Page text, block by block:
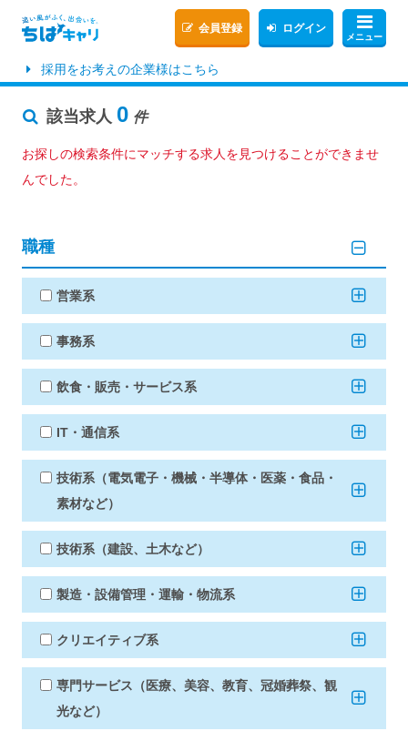
メニュー
会員登録 ログイン
採用をお考えの企業様はこちら
該当求人 0 件
お探しの検索条件にマッチする求人を見つけることができませ
んでした。
職種
営業系
事務系
飲食・販売・サービス系
IT・通信系
技術系（電気電子・機械・半導体・医薬・食品・
素材など）
技術系（建設、土木など）
製造・設備管理・運輸・物流系
クリエイティブ系
専門サービス（医療、美容、教育、冠婚葬祭、観
光など）